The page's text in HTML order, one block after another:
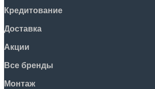
Кредитование
Доставка
Акции
Все бренды
Монтаж